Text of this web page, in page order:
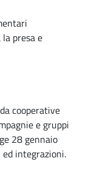
presa e
cooperative
e gruppi
28 gennaio
ed integrazioni.